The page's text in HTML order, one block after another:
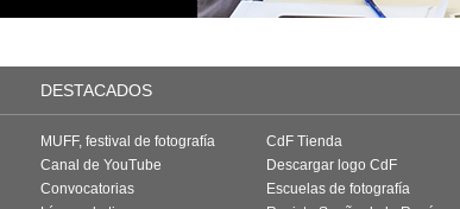
DESTACADOS
MUFF, festival de fotografía
Canal de YouTube
Convocatorias
CdF Tienda
Descargar logo CdF
Escuelas de fotografía